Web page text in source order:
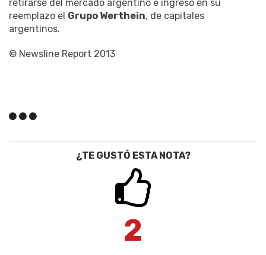
retirarse del mercado argentino e ingresó en su
reemplazo el Grupo Werthein, de capitales
argentinos.
© Newsline Report 2013
¿TE GUSTÓ ESTA NOTA?
2